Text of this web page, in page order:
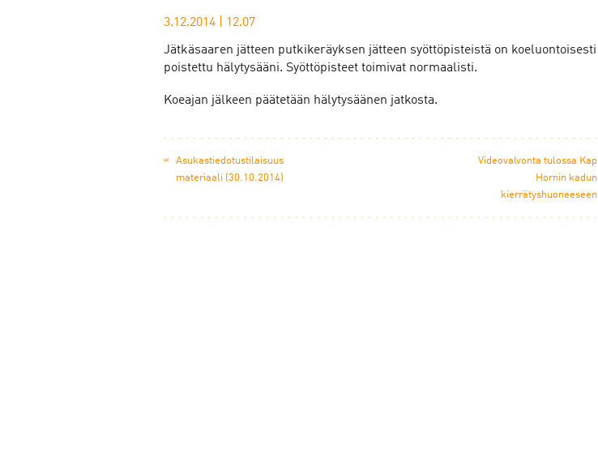
3.12.2014 12.07
Jätkäsaaren jätteen putkikeräyksen jätteen syöttöpisteistä on koeluontoisesti
poistettu hälytysääni. Syöttöpisteet toimivat normaalisti.
Koeajan jälkeen päätetään hälytysäänen jatkosta.
«
Asukastiedotustilaisuus
materiaali (30.10.2014)
Videovalvonta tulossa Kap
Hornin kadun
kierrätyshuoneeseen